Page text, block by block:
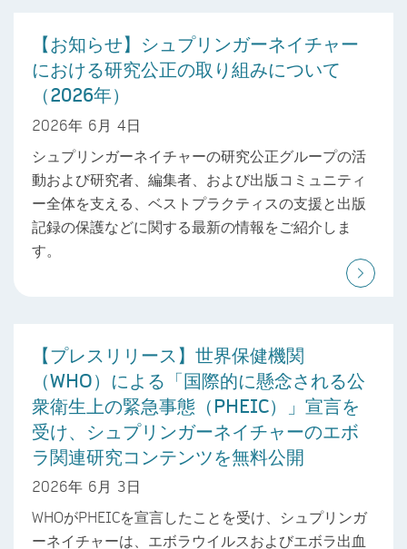
【お知らせ】シュプリンガーネイチャー
における研究公正の取り組みについて
（2026年）
2026年 6月 4日
シュプリンガーネイチャーの研究公正グループの活
動および研究者、編集者、および出版コミュニティ
ー全体を支える、ベストプラクティスの支援と出版
記録の保護などに関する最新の情報をご紹介しま
す。
【プレスリリース】世界保健機関
（WHO）による「国際的に懸念される公
衆衛生上の緊急事態（PHEIC）」宣言を
受け、シュプリンガーネイチャーのエボ
ラ関連研究コンテンツを無料公開
2026年 6月 3日
WHOがPHEICを宣言したことを受け、シュプリンガ
ーネイチャーは、エボラウイルスおよびエボラ出血